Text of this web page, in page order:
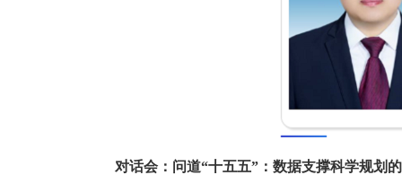
对话会：问道“十五五”：数据支撑科学规划